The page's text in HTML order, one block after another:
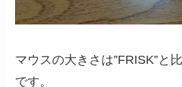
マウスの大きさは”FRISK”と
です。